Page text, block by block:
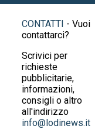
CONTATTI - Vuoi
contattarci?
Scrivici per
richieste
pubblicitarie,
informazioni,
consigli o altro
all'indirizzo
info@lodinews.it